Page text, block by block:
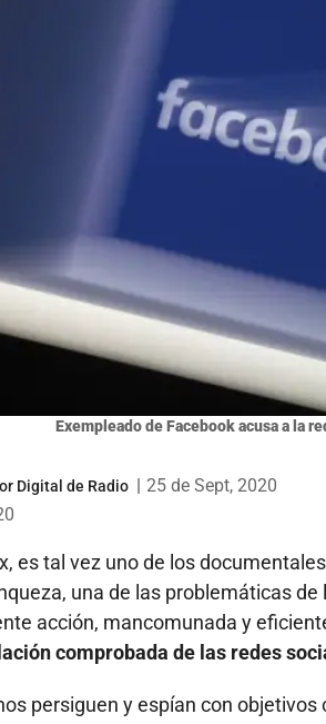
Exempleado de Facebook acusa a la
Digital de Radio | 25 de Sept, 2020
es tal vez uno de los
una de las problemáticas
acción, mancomunada y
comprobada de las redes
persiguen y espían con